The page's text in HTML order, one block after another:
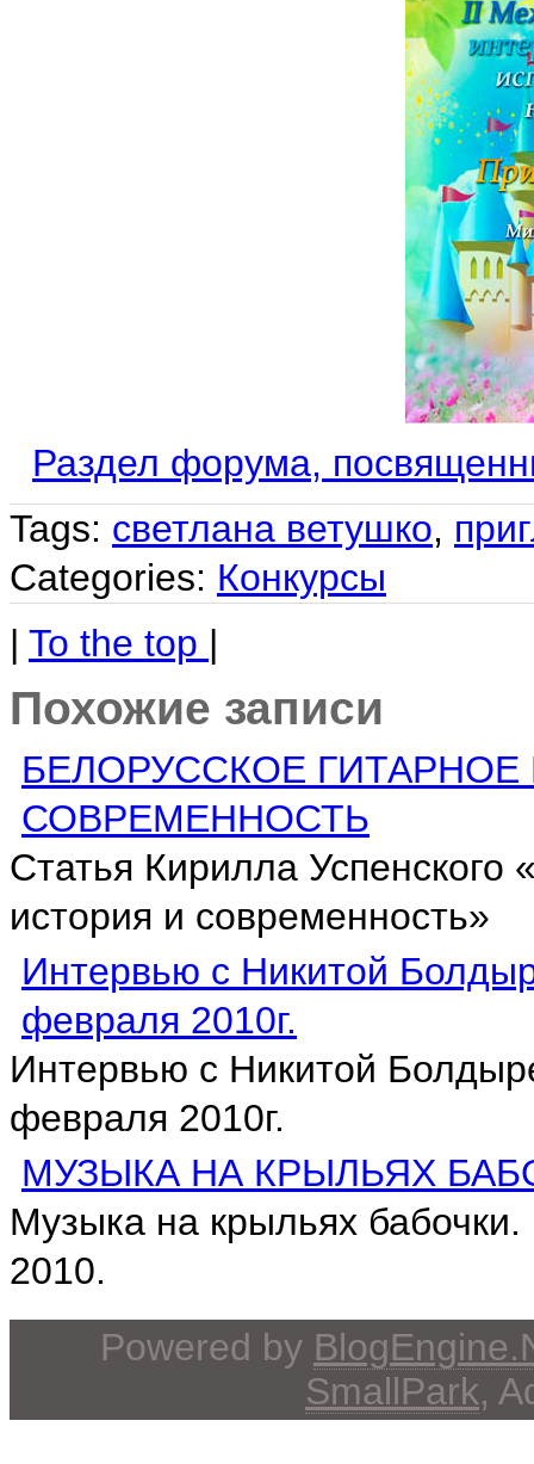
Раздел форума,
Tags: светлана ветушко,
Categories: Конкурсы
| To the top |
Похожие записи
БЕЛОРУССКОЕ
СОВРЕМЕННОСТЬ
Статья Кирилла Успенского
история и современность»
Интервью с Никитой
февраля 2010г.
Интервью с Никитой
февраля 2010г.
МУЗЫКА НА КРЫЛЬЯХ
Музыка на крыльях
2010.
Powered by
SmallPark,